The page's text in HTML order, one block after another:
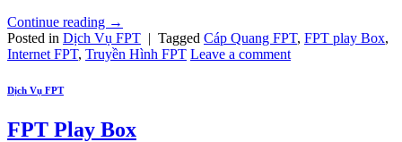
Continue reading →
Posted in Dịch Vụ FPT | Tagged Cáp Quang FPT, FPT play Box,
Internet FPT, Truyền Hình FPT Leave a comment
Dịch Vụ FPT
FPT Play Box